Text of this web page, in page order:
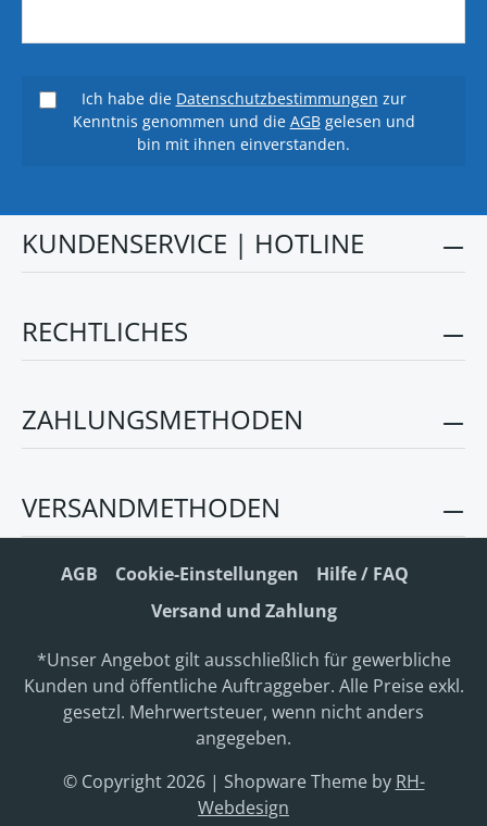
Ich habe die Datenschutzbestimmungen zur
Kenntnis genommen und die AGBgelesen und
bin mit ihnen einverstanden.
KUNDENSERVICE | HOTLINE
RECHTLICHES
ZAHLUNGSMETHODEN
VERSANDMETHODEN
AGB Cookie-Einstellungen
Hilfe / FAQ
Versand und Zahlung
*Unser Angebot gilt ausschließlich für gewerbliche
Kunden und öffentliche Auftraggeber. Alle Preise exkl.
gesetzl. Mehrwertsteuer, wenn nicht anders
angegeben.
© Copyright 2026 | Shopware Theme by RH-
Webdesign